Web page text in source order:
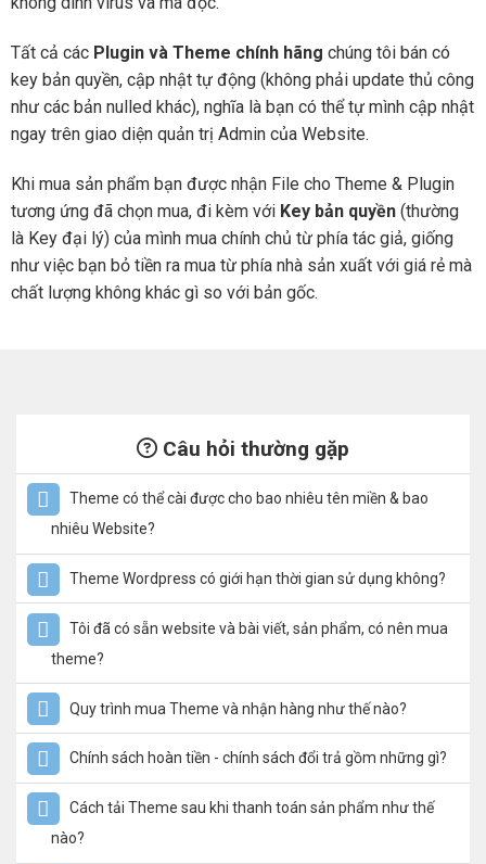
Tất cả các Plugin và Theme chính hãng chúng tôi bán có
key bản quyền, cập nhật tự động (không phải update thủ công
như các bản nulled khác), nghĩa là bạn có thể tự mình cập nhật
ngay trên giao diện quản trị Admin của Website.
Khi mua sản phẩm bạn được nhận File cho Theme & Plugin
tương ứng đã chọn mua, đi kèm với Key bản quyền (thường
là Key đại lý) của mình mua chính chủ từ phía tác giả, giống
như việc bạn bỏ tiền ra mua từ phía nhà sản xuất với giá rẻ mà
chất lượng không khác gì so với bản gốc.
Câu hỏi thường gặp
Theme có thể cài được cho bao nhiêu tên miền & bao
nhiêu Website?
Theme Wordpress có giới hạn thời gian sử dụng không?
Tôi đã có sẵn website và bài viết, sản phẩm, có nên mua
theme?
Quy trình mua Theme và nhận hàng như thế nào?
Chính sách hoàn tiền - chính sách đổi trả gồm những gì?
Cách tải Theme sau khi thanh toán sản phẩm như thế
nào?